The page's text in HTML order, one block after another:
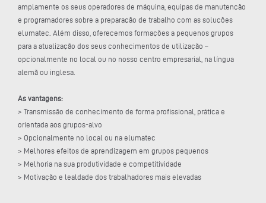
amplamente os seus operadores de máquina, equipas de manutenção
e programadores sobre a preparação de trabalho com as soluções
elumatec. Além disso, oferecemos formações a pequenos grupos
para a atualização dos seus conhecimentos de utilização –
opcionalmente no local ou no nosso centro empresarial, na língua
alemã ou inglesa.
As vantagens:
> Transmissão de conhecimento de forma profissional, prática e
orientada aos grupos-alvo
> Opcionalmente no local ou na elumatec
> Melhores efeitos de aprendizagem em grupos pequenos
> Melhoria na sua produtividade e competitividade
> Motivação e lealdade dos trabalhadores mais elevadas